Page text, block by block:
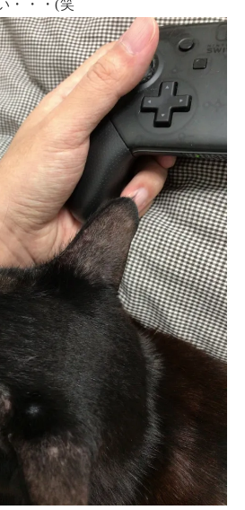
・・・(笑